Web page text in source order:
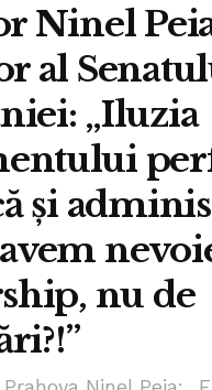
Ninel
al
„Iluzia
și
nu de